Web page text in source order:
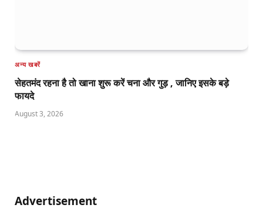
अन्य खबरें
सेहतमंद रहना है तो खाना शुरू करें चना और गुड़ , जानिए इसके बड़े
फायदे
August 3, 2026
Advertisement